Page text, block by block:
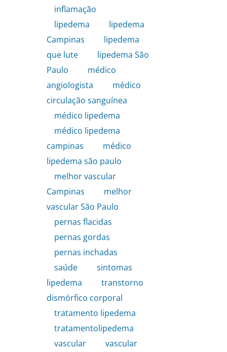
inflamação
lipedema
lipedema
Campinas
lipedema
que lute
lipedema São
Paulo
médico
angiologista
médico
circulação sanguínea
médico lipedema
médico lipedema
campinas
médico
lipedema são paulo
melhor vascular
Campinas
melhor
vascular São Paulo
pernas flacidas
pernas gordas
pernas inchadas
saúde
sintomas
lipedema
transtorno
dismórfico corporal
tratamento lipedema
tratamentolipedema
vascular
vascular